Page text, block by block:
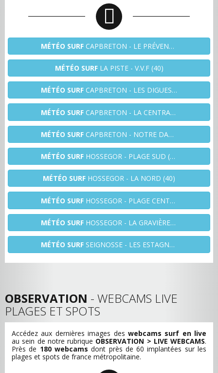
MÉTÉO SURF CAPBRETON - LE PRÉVENT (40)
MÉTÉO SURFLA PISTE - V.V.F (40)
MÉTÉO SURF CAPBRETON - LES DIGUES (40)
MÉTÉO SURF CAPBRETON - LA CENTRALE (40)
MÉTÉO SURF CAPBRETON - NOTRE DAME (40)
MÉTÉO SURF HOSSEGOR - PLAGE SUD (40)
MÉTÉO SURF HOSSEGOR - LA NORD (40)
MÉTÉO SURF HOSSEGOR - PLAGE CENTRALE (40)
MÉTÉO SURF HOSSEGOR - LA GRAVIÈRE (40)
MÉTÉO SURF SEIGNOSSE - LES ESTAGNOTS (40)
OBSERVATION - WEBCAMS LIVE
PLAGES ET SPOTS
Accédez aux dernières images des webcams surf en live
au sein de notre rubrique OBSERVATION > LIVE WEBCAMS.
Près de 180 webcams dont près de 60 implantées sur les
plages et spots de france métropolitaine.